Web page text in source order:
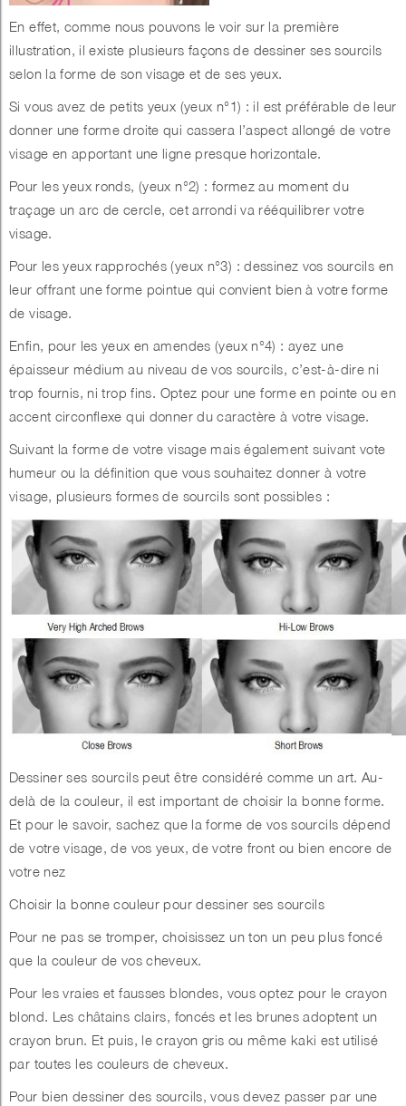
En effet, comme nous pouvons le voir sur la première
illustration, il existe plusieurs façons de dessiner ses sourcils
selon la forme de son visage et de ses yeux.
Si vous avez de petits yeux (yeux n°1) : il est préférable de leur
donner une forme droite qui cassera l’aspect allongé de votre
visage en apportant une ligne presque horizontale.
Pour les yeux ronds, (yeux n°2) : formez au moment du
traçage un arc de cercle, cet arrondi va rééquilibrer votre
visage.
Pour les yeux rapprochés (yeux n°3) : dessinez vos sourcils en
leur offrant une forme pointue qui convient bien à votre forme
de visage.
Enfin, pour les yeux en amendes (yeux n°4) : ayez une
épaisseur médium au niveau de vos sourcils, c’est-à-dire ni
trop fournis, ni trop fins. Optez pour une forme en pointe ou en
accent circonflexe qui donner du caractère à votre visage.
Suivant la forme de votre visage mais également suivant vote
humeur ou la définition que vous souhaitez donner à votre
visage, plusieurs formes de sourcils sont possibles :
Dessiner ses sourcils peut être considéré comme un art. Au-
delà de la couleur, il est important de choisir la bonne forme.
Et pour le savoir, sachez que la forme de vos sourcils dépend
de votre visage, de vos yeux, de votre front ou bien encore de
votre nez
Choisir la bonne couleur pour dessiner ses sourcils
Pour ne pas se tromper, choisissez un ton un peu plus foncé
que la couleur de vos cheveux.
Pour les vraies et fausses blondes, vous optez pour le crayon
blond. Les châtains clairs, foncés et les brunes adoptent un
crayon brun. Et puis, le crayon gris ou même kaki est utilisé
par toutes les couleurs de cheveux.
Pour bien dessiner des sourcils, vous devez passer par une